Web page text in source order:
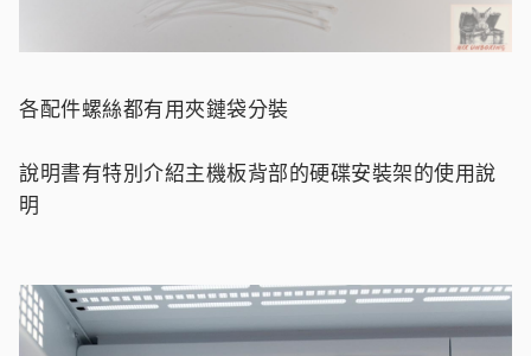
各配件螺絲都有用夾鏈袋分裝
說明書有特別介紹主機板背部的硬碟安裝架的使用說
明